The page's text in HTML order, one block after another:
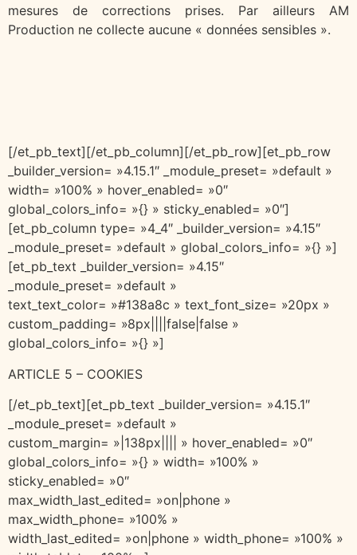
mesures de corrections prises. Par ailleurs AM
Production ne collecte aucune « données sensibles ».
[/et_pb_text][/et_pb_column][/et_pb_row][et_pb_row
_builder_version= »4.15.1″ _module_preset= »default »
width= »100% » hover_enabled= »0″
global_colors_info= »{} » sticky_enabled= »0″]
[et_pb_column type= »4_4″ _builder_version= »4.15″
_module_preset= »default » global_colors_info= »{} »]
[et_pb_text _builder_version= »4.15″
_module_preset= »default »
text_text_color= »#138a8c » text_font_size= »20px »
custom_padding= »8px||||false|false »
global_colors_info= »{} »]
ARTICLE 5 – COOKIES
[/et_pb_text][et_pb_text _builder_version= »4.15.1″
_module_preset= »default »
custom_margin= »|138px|||| » hover_enabled= »0″
global_colors_info= »{} » width= »100% »
sticky_enabled= »0″
max_width_last_edited= »on|phone »
max_width_phone= »100% »
width_last_edited= »on|phone » width_phone= »100% »